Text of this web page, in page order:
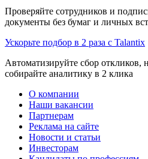
Проверяйте сотрудников и
документы без бумаг и личных
Ускорьте подбор в 2 раза с Talantix
Автоматизируйте сбор откликов,
собирайте аналитику в 2 клика
О компании
Наши вакансии
Партнерам
Реклама на сайте
Новости и статьи
Инвесторам